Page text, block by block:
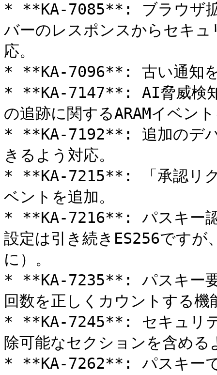
* **KA-7085**: ブラウザ拡
バーのレスポンスからセキ
応。
* **KA-7096**: 古い通知
* **KA-7147**: AI脅威検知
の追跡に関するARAMイベン
* **KA-7192**: 追加のデバ
きるよう対応。
* **KA-7215**: 「承認リク
ベントを追加。
* **KA-7216**: パスキー認
設定は引き続きES256ですが
に）。
* **KA-7235**: パスキー要
回数を正しくカウントする機
* **KA-7245**: セキュリテ
除可能なセクションを含める
* **KA-7262**: パスキーで